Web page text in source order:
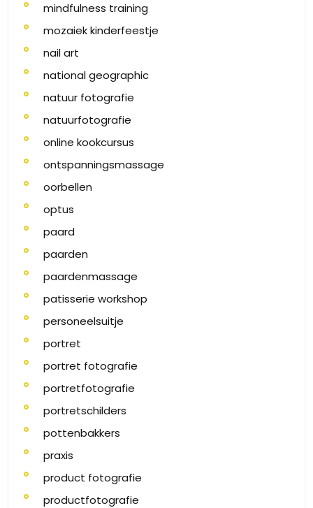
mindfulness training
mozaiek kinderfeestje
nail art
national geographic
natuur fotografie
natuurfotografie
online kookcursus
ontspanningsmassage
oorbellen
optus
paard
paarden
paardenmassage
patisserie workshop
personeelsuitje
portret
portret fotografie
portretfotografie
portretschilders
pottenbakkers
praxis
product fotografie
productfotografie